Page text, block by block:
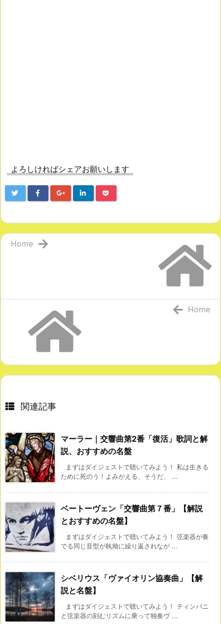
よろしければシェアお願いします
Home
Home
関連記事
マーラー｜交響曲第2番「復活」歌詞と解
説、おすすめの名盤
まずはダイジェストで聴いてみよう！ 私は生きる
ために死のう！よみがえる、そうだ、 ...
ベートーヴェン「交響曲第７番」【解説
とおすすめの名盤】
まずはダイジェストで聴いてみよう！ 弦楽器が奏
でる同じ音型が執拗に繰り返されなが ...
シベリウス「ヴァイオリン協奏曲」【解
説と名盤】
まずはダイジェストで聴いてみよう！ ティンパニ
と弦楽器の刻むリズムに乗って独奏ヴ ...